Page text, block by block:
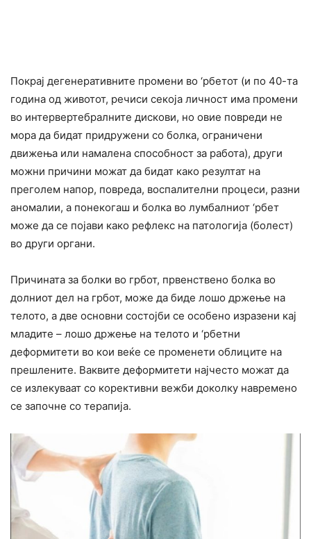
Покрај дегенеративните промени во ‘рбетот (и по 40-та
година од животот, речиси секоја личност има промени
во интервертебралните дискови, но овие повреди не
мора да бидат придружени со болка, ограничени
движења или намалена способност за работа), други
можни причини можат да бидат како резултат на
преголем напор, повреда, воспалителни процеси, разни
аномалии, а понекогаш и болка во лумбалниот ‘рбет
може да се појави како рефлекс на патологија (болест)
во други органи.
Причината за болки во грбот, првенствено болка во
долниот дел на грбот, може да биде лошо држење на
телото, а две основни состојби се особено изразени кај
младите – лошо држење на телото и ‘рбетни
деформитети во кои веќе се променети облиците на
прешлените. Ваквите деформитети најчесто можат да
се излекуваат со корективни вежби доколку навремено
се започне со терапија.